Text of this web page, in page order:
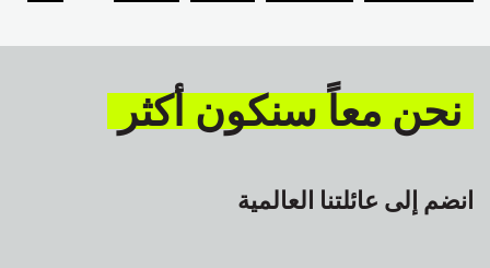
نحن معاً سنكون أكثر
انضم إلى عائلتنا العالمية